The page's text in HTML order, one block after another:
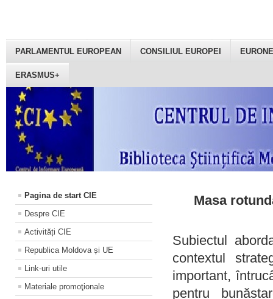
PARLAMENTUL EUROPEAN CONSILIUL EUROPEI
ERASMUS+
Pagina de start CIE
Despre CIE
Activități CIE
Republica Moldova și UE
Link-uri utile
Materiale promoţionale
Masa
Subiectul
contextul
important,
pentru